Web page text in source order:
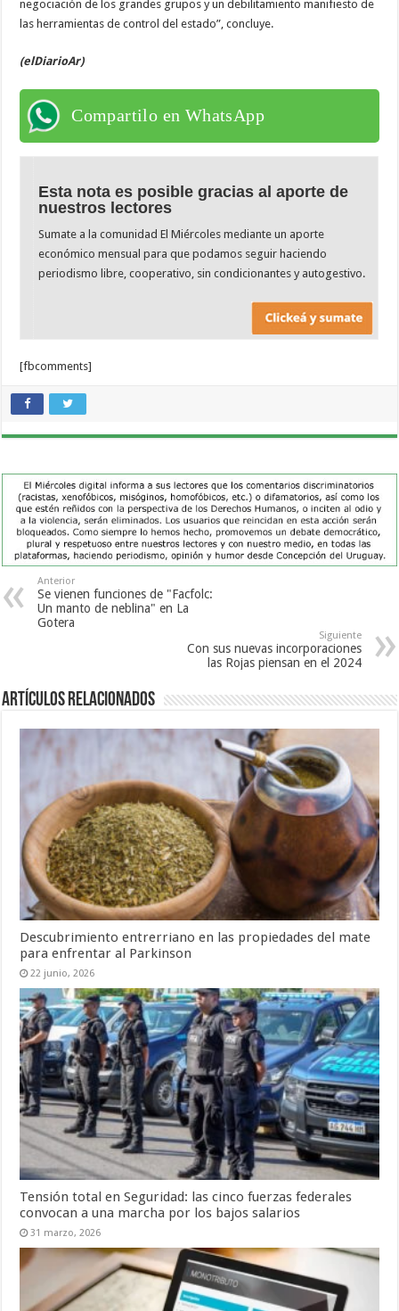
negociación de los grandes grupos y un debilitamiento manifiesto de
las herramientas de control del estado”, concluye.
(elDiarioAr)
Compartilo en WhatsApp
Esta nota es posible gracias al aporte de
nuestros lectores
Sumate a la comunidad El Miércoles mediante un aporte
económico mensual para que podamos seguir haciendo
periodismo libre, cooperativo, sin condicionantes y autogestivo.
[fbcomments]
Anterior
Se vienen funciones de "Facfolc:
Un manto de neblina" en La
Gotera
Siguiente
Con sus nuevas incorporaciones
las Rojas piensan en el 2024
Artículos Relacionados
Descubrimiento entrerriano en las propiedades del mate
para enfrentar al Parkinson
22 junio, 2026
Tensión total en Seguridad: las cinco fuerzas federales
convocan a una marcha por los bajos salarios
31 marzo, 2026